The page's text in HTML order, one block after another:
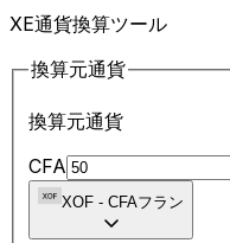
XE通貨換算ツール
換算元通貨
換算元通貨
CFA
XOF - CFAフラン